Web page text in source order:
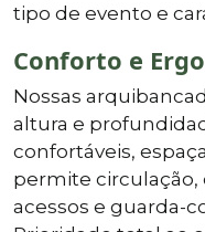
tipo de evento e
Conforto e
Nossas
altura e
confortáveis,
permite circulação,
acessos e guarda-